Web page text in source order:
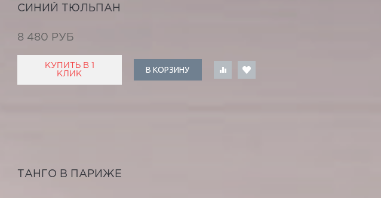
СИНИЙ ТЮЛЬПАН
8 480 РУБ
КУПИТЬ В 1
КЛИК
В КОРЗИНУ
ТАНГО В ПАРИЖЕ